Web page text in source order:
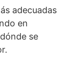
adecuadas
en
se